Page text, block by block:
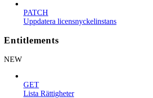
PATCH
Uppdatera licensnyckelinstans
Entitlements
NEW
GET
Lista Rättigheter